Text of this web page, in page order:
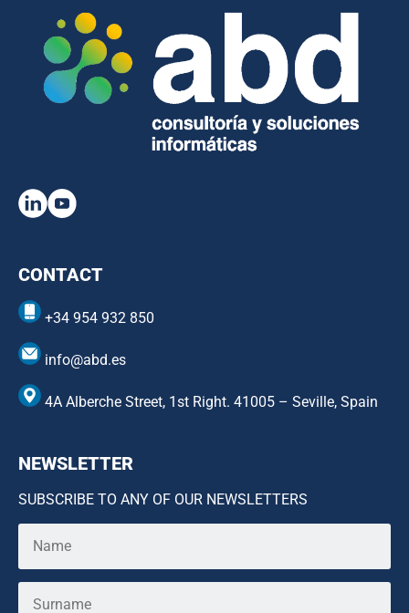
CONTACT
+34 954 932 850
info@abd.es
4A Alberche Street, 1st Right. 41005 – Seville, Spain
NEWSLETTER
SUBSCRIBE TO ANY OF OUR NEWSLETTERS